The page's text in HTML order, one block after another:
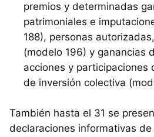
premios y determinadas
patrimoniales e
188), personas
(modelo 196) y ganancias
acciones y participaciones
de inversión colectiva
También hasta el 31 se
declaraciones informativas